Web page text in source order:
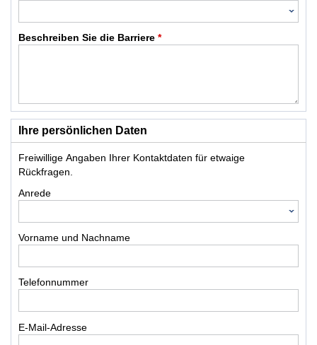
Beschreiben Sie die Barriere *
Ihre persönlichen Daten
Freiwillige Angaben Ihrer Kontaktdaten für etwaige
Rückfragen.
Anrede
Vorname und Nachname
Telefonnummer
E-Mail-Adresse